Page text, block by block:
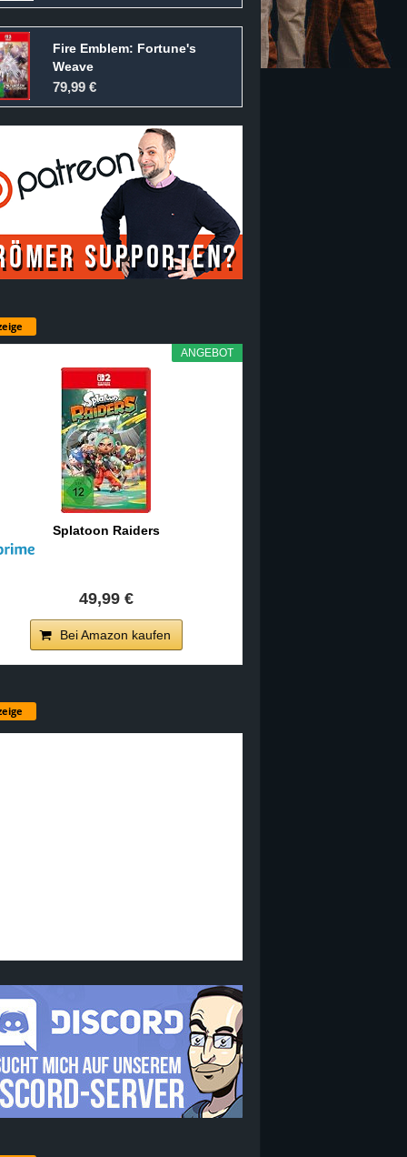
Fire Emblem: Fortune's
Weave
79,99 €
ANGEBOT
Splatoon Raiders
49,99 €
Bei Amazon kaufen